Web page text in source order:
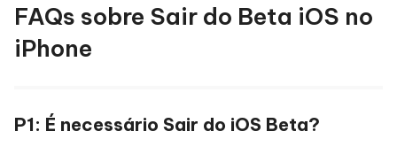
FAQs sobre Sair do Beta iOS no
iPhone
P1: É necessário Sair do iOS Beta?